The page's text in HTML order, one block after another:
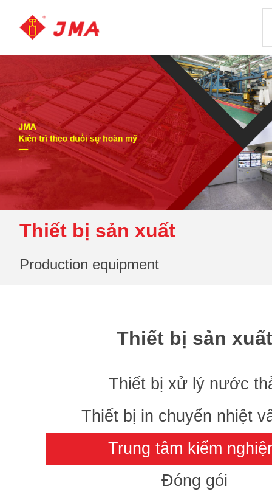
Thiết bị sản xuất
Production equipment
Thiết bị sản xuất
Thiết bị xử lý nước
Thiết bị in chuyển nhiệt
Trung tâm kiểm
Đóng gói